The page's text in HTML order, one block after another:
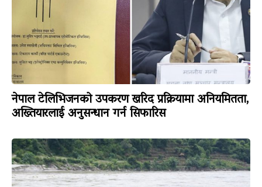
नेपाल टेलिभिजनको उपकरण खरिद प्रक्रियामा अनियमितता,
अख्तियारलाई अनुसन्धान गर्न सिफारिस